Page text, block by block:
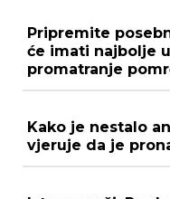
Pripremite
će imati najbolje
promatranje
Kako je nestalo
vjeruje da je